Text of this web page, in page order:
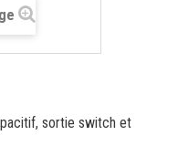
sortie switch et